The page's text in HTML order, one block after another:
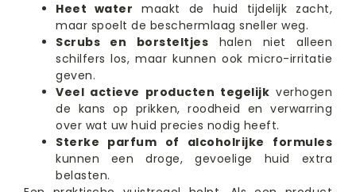
Heet water maakt de huid tijdelijk zacht,
maar spoelt de beschermlaag sneller weg.
Scrubs en borsteltjes halen niet alleen
schilfers los, maar kunnen ook micro-irritatie
geven.
Veel actieve producten tegelijk verhogen
de kans op prikken, roodheid en verwarring
over wat uw huid precies nodig heeft.
Sterke parfum of alcoholrijke formules
kunnen een droge, gevoelige huid extra
belasten.